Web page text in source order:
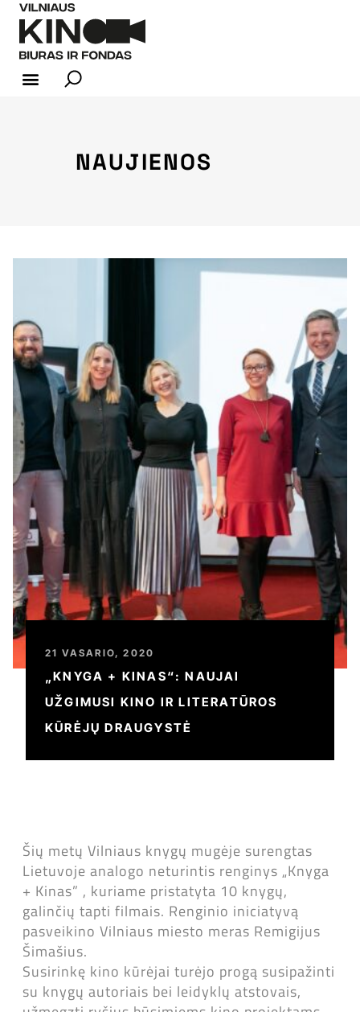
NAUJIENOS
21 VASARIO, 2020
„KNYGA + KINAS“: NAUJAI
UŽGIMUSI KINO IR LITERATŪROS
KŪRĖJŲ DRAUGYSTĖ
Šių metų Vilniaus knygų mugėje surengtas
Lietuvoje analogo neturintis renginys „Knyga
+ Kinas” , kuriame pristatyta 10 knygų,
galinčių tapti filmais. Renginio iniciatyvą
pasveikino Vilniaus miesto meras Remigijus
Šimašius.
Susirinkę kino kūrėjai turėjo progą susipažinti
su knygų autoriais bei leidyklų atstovais,